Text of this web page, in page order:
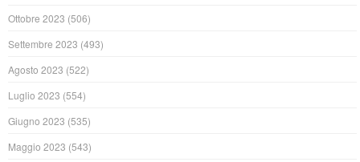
Ottobre 2023 (506)
Settembre 2023 (493)
Agosto 2023 (522)
Luglio 2023 (554)
Giugno 2023 (535)
Maggio 2023 (543)